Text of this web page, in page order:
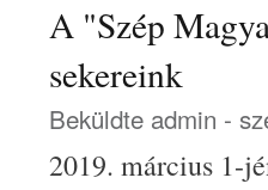
A "Szép
sekereink
Beküldte admin -
2019. március 1-